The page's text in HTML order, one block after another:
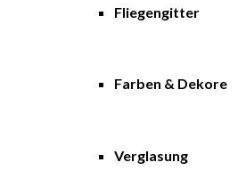
Fliegengitter
Farben & Dekore
Verglasung